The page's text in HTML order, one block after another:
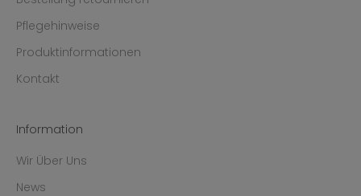
Pflegehinweise
Produktinformationen
Kontakt
Information
Wir Über Uns
News